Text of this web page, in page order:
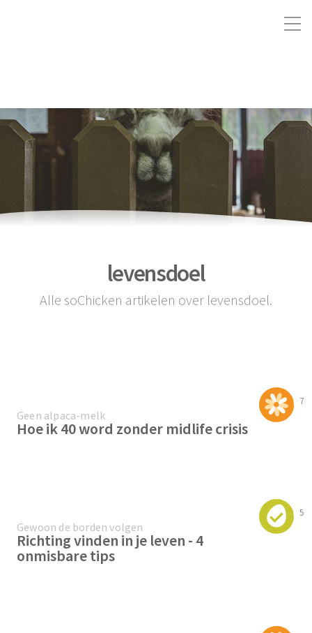
levensdoel
Alle soChicken artikelen over levensdoel.
7
Geen alpaca-melk
Hoe ik 40 word zonder midlife crisis
5
Gewoon de borden volgen
Richting vinden in je leven - 4
onmisbare tips